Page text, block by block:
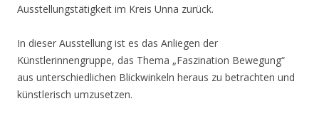
Ausstellungstätigkeit im Kreis Unna zurück.
In dieser Ausstellung ist es das Anliegen der
Künstlerinnengruppe, das Thema „Faszination Bewegung“
aus unterschiedlichen Blickwinkeln heraus zu betrachten und
künstlerisch umzusetzen.